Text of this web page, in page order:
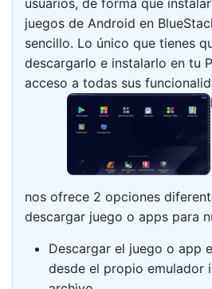
usuarios, de forma que
juegos de Android en
sencillo. Lo único que tienes
descargarlo e instalarlo en tu
acceso a todas sus
nos ofrece 2 opciones
descargar juego o apps para
Descargar el juego o app
desde el propio emulador